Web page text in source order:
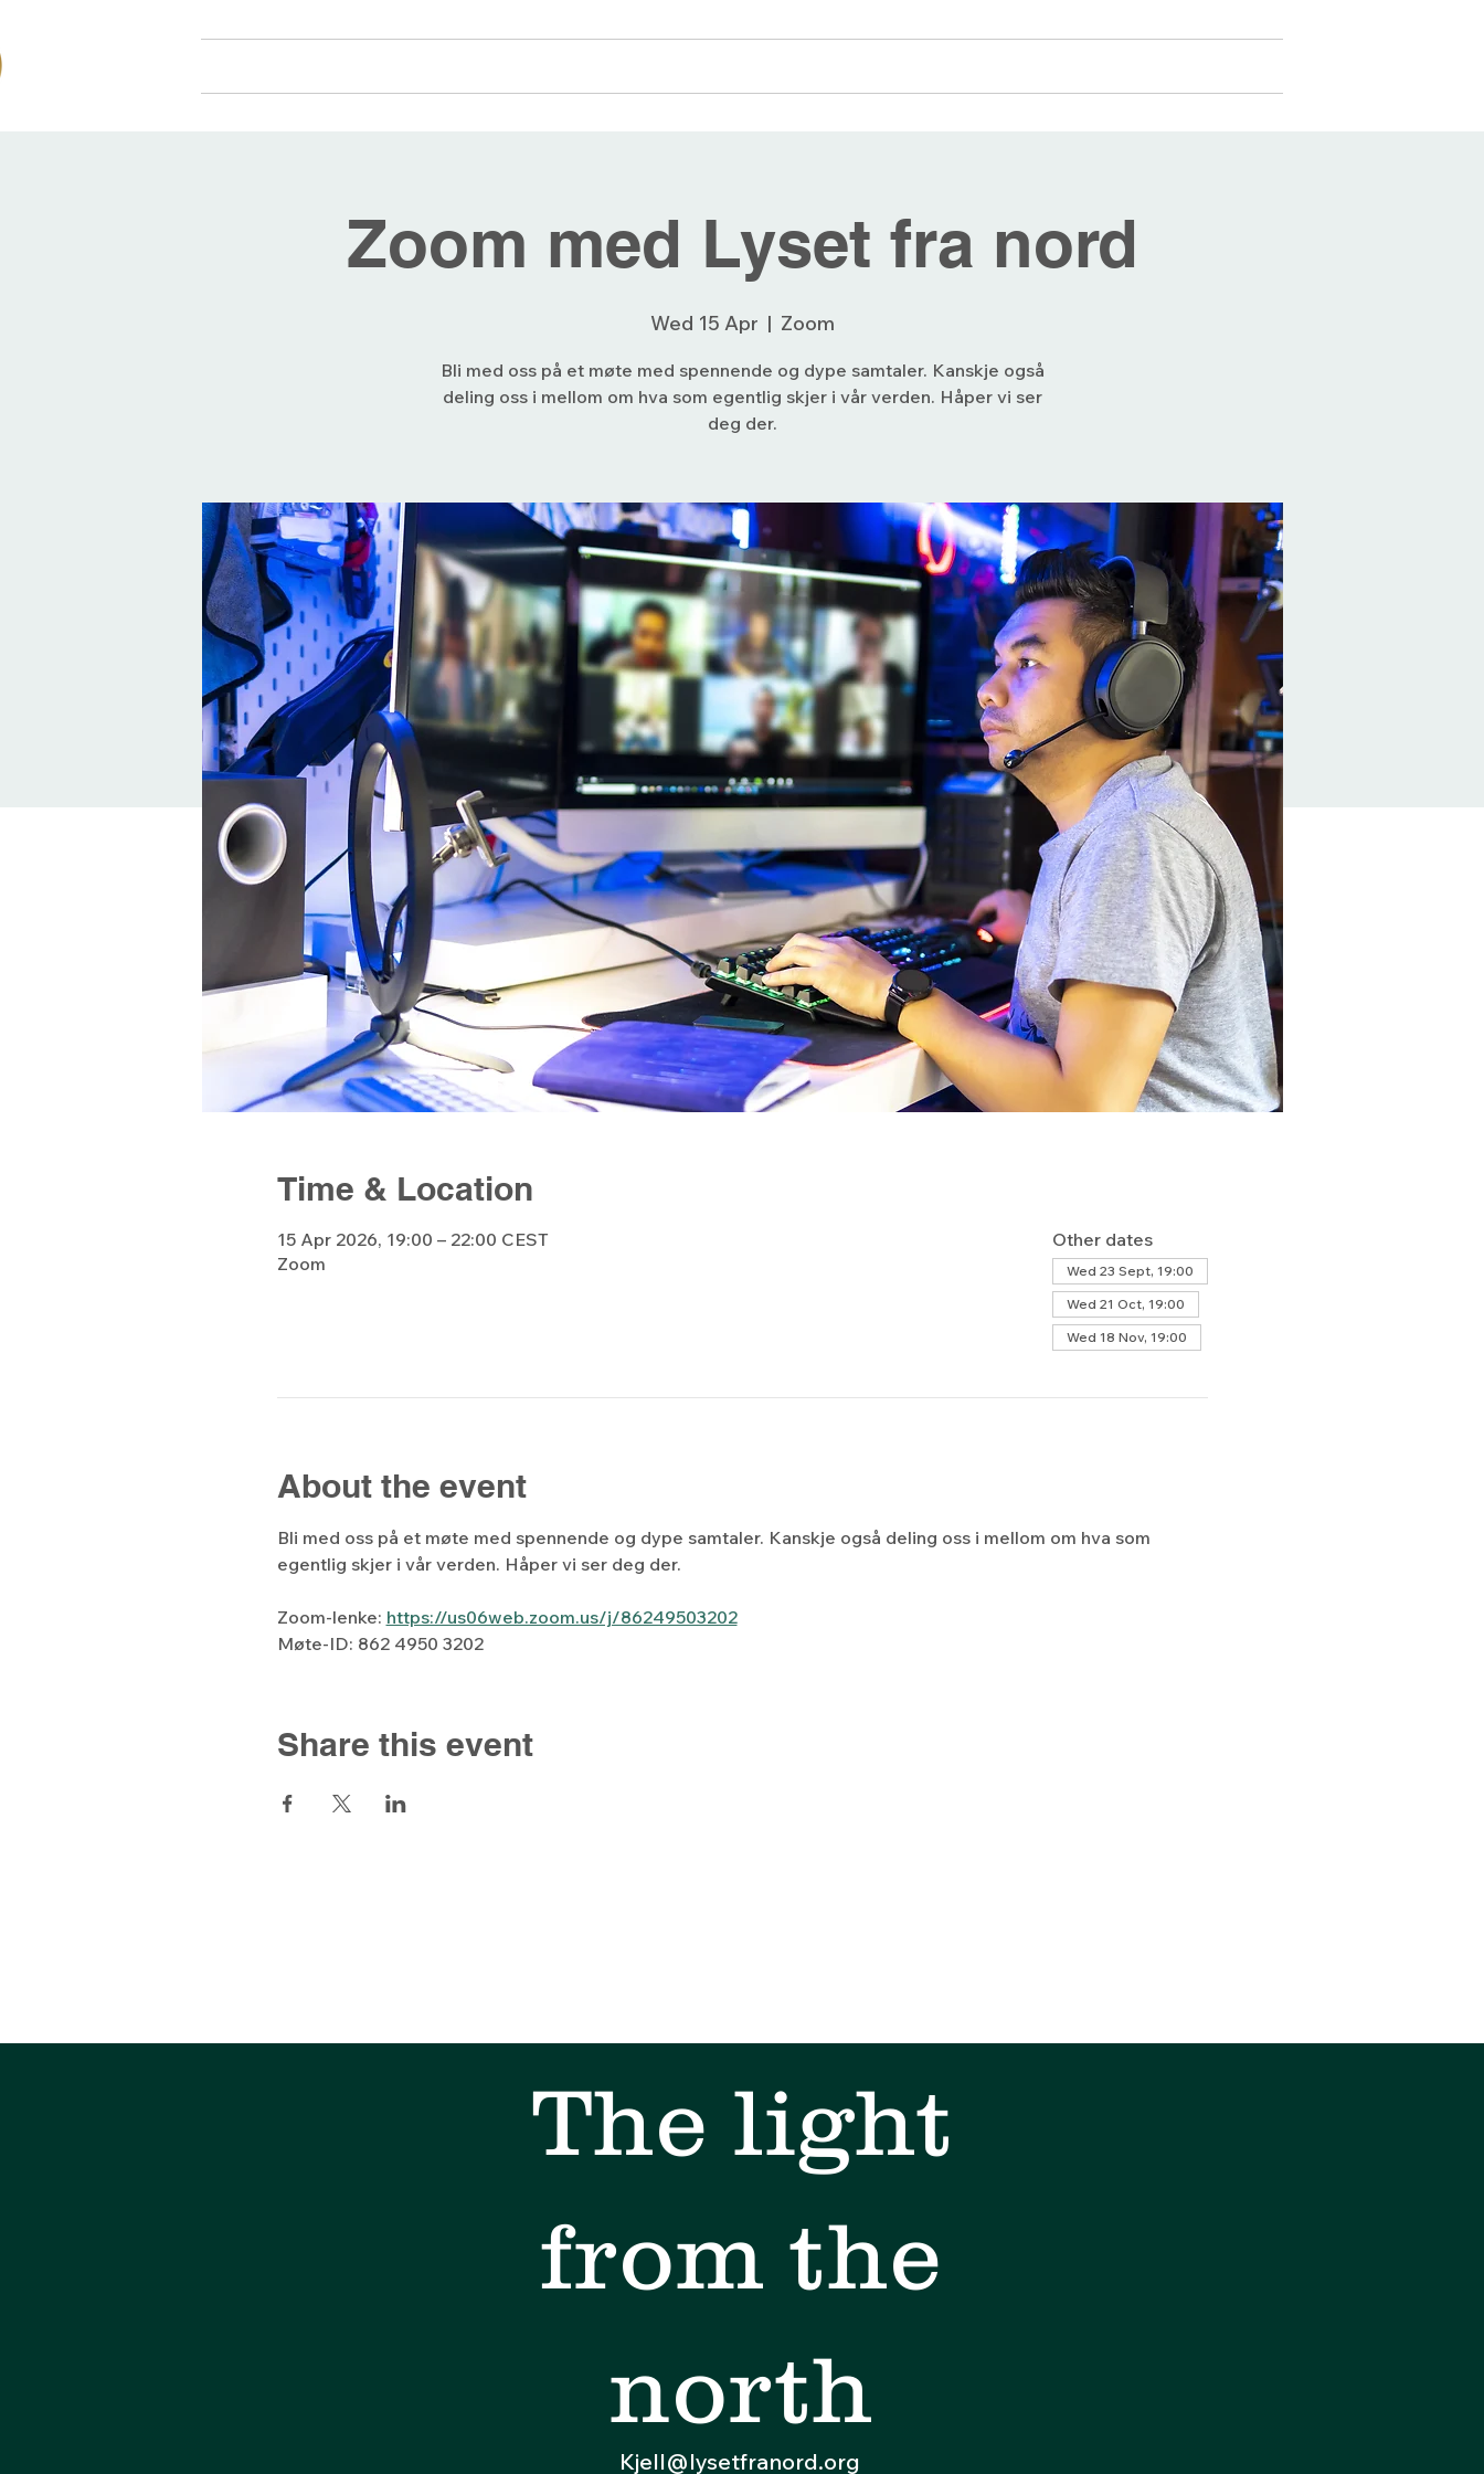
Zoom med Lyset fra nord
Wed 15 Apr
  |
Zoom
Bli med oss på et møte med spennende og dype samtaler. Kanskje også
deling oss i mellom om hva som egentlig skjer i vår verden. Håper vi ser
deg der.
Time & Location
15 Apr 2026, 19:00 – 22:00 CEST
Zoom
Other dates
Wed 23 Sept, 19:00
Wed 21 Oct, 19:00
Wed 18 Nov, 19:00
About the event
Bli med oss på et møte med spennende og dype samtaler. Kanskje også deling oss i mellom om hva som
egentlig skjer i vår verden. Håper vi ser deg der.
Zoom-lenke: https://us06web.zoom.us/j/86249503202
Møte-ID: 862 4950 3202
Share this event
The light
from the
north
Kjell@lysetfranord.org